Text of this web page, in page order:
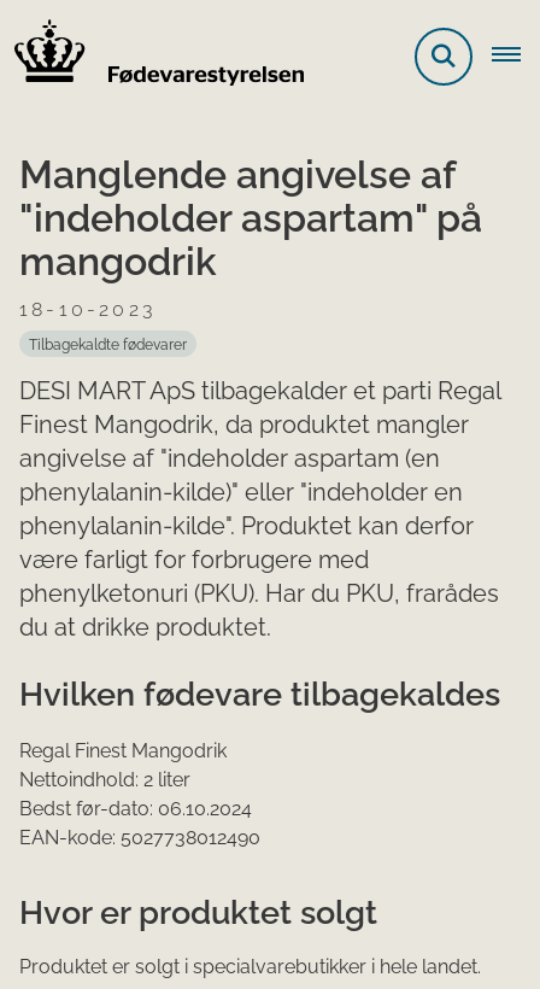
Manglende angivelse af
"indeholder aspartam" på
mangodrik
18-10-2023
Tilbagekaldte fødevarer
DESI MART ApS tilbagekalder et parti Regal
Finest Mangodrik, da produktet mangler
angivelse af "indeholder aspartam (en
phenylalanin-kilde)" eller "indeholder en
phenylalanin-kilde". Produktet kan derfor
være farligt for forbrugere med
phenylketonuri (PKU). Har du PKU, frarådes
du at drikke produktet.
Hvilken fødevare tilbagekaldes
Regal Finest Mangodrik
Nettoindhold: 2 liter
Bedst før-dato: 06.10.2024
EAN-kode: 5027738012490
Hvor er produktet solgt
Produktet er solgt i specialvarebutikker i hele landet.